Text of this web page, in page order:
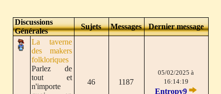
Discussions
Générales
Sujets Messages
Dernier message
La taverne
des makers
folkloriques
Parlez de
tout et
n'importe
46 1187
05/02/2025 à
16:14:19
Entropy9